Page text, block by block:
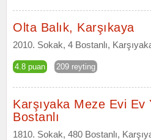
Olta Balık, Karşıkaya
2010. Sokak, 4 Bostanlı,
4.8 puan 209 reyting
Karşıyaka Meze Evi Ev
Bostanlı
1810. Sokak, 480 Bostanlı,